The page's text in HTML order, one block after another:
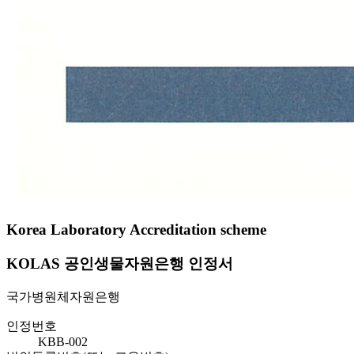
Korea Laboratory Accreditation scheme
KOLAS 공인생물자원은행 인정서
국가병원체자원은행
인정번호
KBB-002